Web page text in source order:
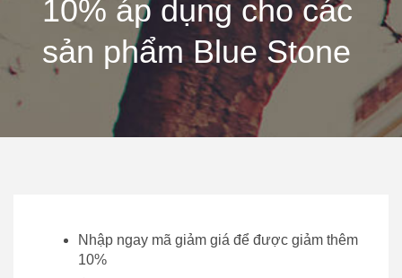
10% áp dụng cho các
sản phẩm Blue Stone
Nhập ngay mã giảm giá để được giảm thêm
10%